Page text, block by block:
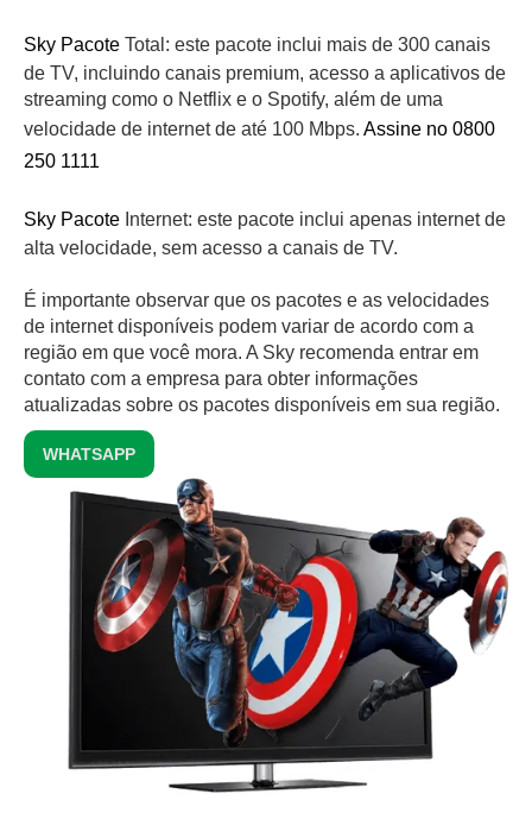
Sky Pacote Total: este pacote inclui mais de 300 canais
de TV, incluindo canais premium, acesso a aplicativos de
streaming como o Netflix e o Spotify, além de uma
velocidade de internet de até 100 Mbps. Assine no 0800
250 1111
Sky Pacote Internet: este pacote inclui apenas internet de
alta velocidade, sem acesso a canais de TV.
É importante observar que os pacotes e as velocidades
de internet disponíveis podem variar de acordo com a
região em que você mora. A Sky recomenda entrar em
contato com a empresa para obter informações
atualizadas sobre os pacotes disponíveis em sua região.
WHATSAPP